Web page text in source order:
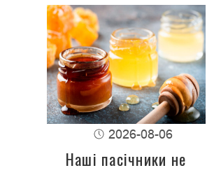
2026-08-06
Наші пасічники не